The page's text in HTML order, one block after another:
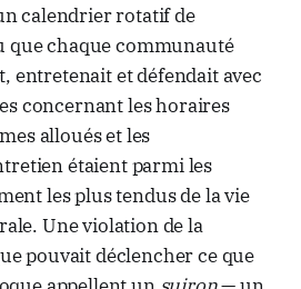
calendrier rotatif de
que chaque communauté
entretenait et défendait avec
concernant les horaires
alloués et les
étaient parmi les
les plus tendus de la vie
Une violation de la
pouvait déclencher ce que